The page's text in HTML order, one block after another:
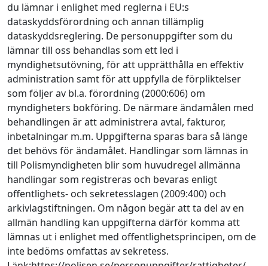
du lämnar i enlighet med reglerna i EU:s
dataskyddsförordning och annan tillämplig
dataskyddsreglering. De personuppgifter som du
lämnar till oss behandlas som ett led i
myndighetsutövning, för att upprätthålla en effektiv
administration samt för att uppfylla de förpliktelser
som följer av bl.a. förordning (2000:606) om
myndigheters bokföring. De närmare ändamålen med
behandlingen är att administrera avtal, fakturor,
inbetalningar m.m. Uppgifterna sparas bara så länge
det behövs för ändamålet. Handlingar som lämnas in
till Polismyndigheten blir som huvudregel allmänna
handlingar som registreras och bevaras enligt
offentlighets- och sekretesslagen (2009:400) och
arkivlagstiftningen. Om någon begär att ta del av en
allmän handling kan uppgifterna därför komma att
lämnas ut i enlighet med offentlighetsprincipen, om de
inte bedöms omfattas av sekretess.